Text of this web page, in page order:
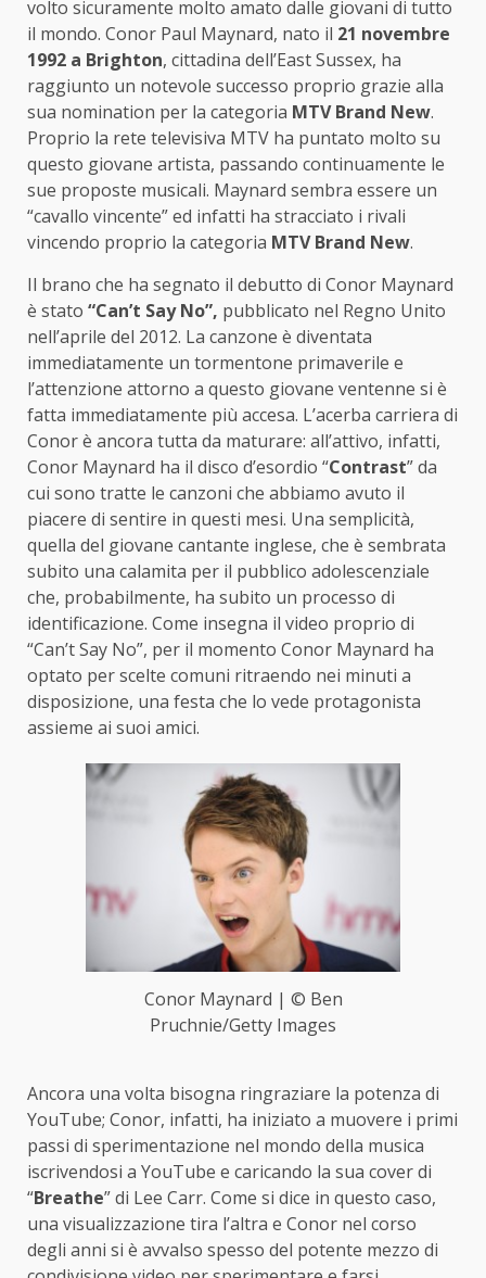
volto sicuramente molto amato dalle giovani di tutto
il mondo. Conor Paul Maynard, nato il 21 novembre
1992 a Brighton, cittadina dell’East Sussex, ha
raggiunto un notevole successo proprio grazie alla
sua nomination per la categoria MTV Brand New.
Proprio la rete televisiva MTV ha puntato molto su
questo giovane artista, passando continuamente le
sue proposte musicali. Maynard sembra essere un
“cavallo vincente” ed infatti ha stracciato i rivali
vincendo proprio la categoria MTV Brand New.
Il brano che ha segnato il debutto di Conor Maynard
è stato “Can’t Say No”, pubblicato nel Regno Unito
nell’aprile del 2012. La canzone è diventata
immediatamente un tormentone primaverile e
l’attenzione attorno a questo giovane ventenne si è
fatta immediatamente più accesa. L’acerba carriera di
Conor è ancora tutta da maturare: all’attivo, infatti,
Conor Maynard ha il disco d’esordio “Contrast” da
cui sono tratte le canzoni che abbiamo avuto il
piacere di sentire in questi mesi. Una semplicità,
quella del giovane cantante inglese, che è sembrata
subito una calamita per il pubblico adolescenziale
che, probabilmente, ha subito un processo di
identificazione. Come insegna il video proprio di
“Can’t Say No”, per il momento Conor Maynard ha
optato per scelte comuni ritraendo nei minuti a
disposizione, una festa che lo vede protagonista
assieme ai suoi amici.
Conor Maynard | © Ben
Pruchnie/Getty Images
Ancora una volta bisogna ringraziare la potenza di
YouTube; Conor, infatti, ha iniziato a muovere i primi
passi di sperimentazione nel mondo della musica
iscrivendosi a YouTube e caricando la sua cover di
“Breathe” di Lee Carr. Come si dice in questo caso,
una visualizzazione tira l’altra e Conor nel corso
degli anni si è avvalso spesso del potente mezzo di